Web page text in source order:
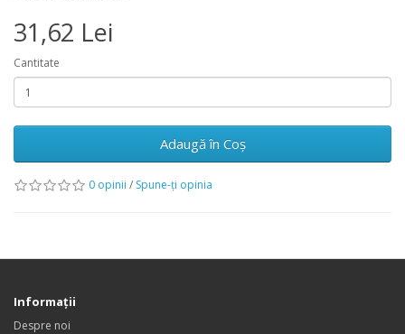
31,62 Lei
Cantitate
Adaugă în Coş
0 opinii / Spune-ţi opinia
Informaţii
Despre noi